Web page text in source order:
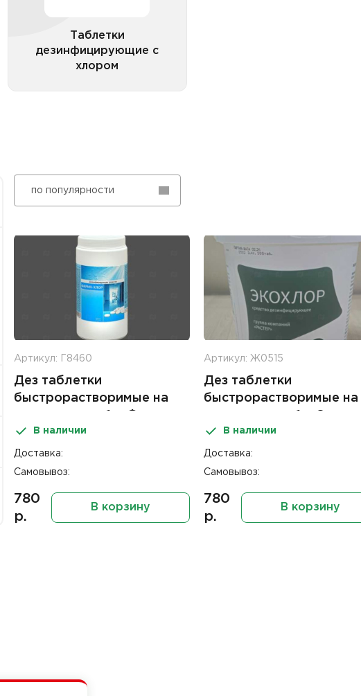
Таблетки
дезинфицирующие с
хлоромВсе категории
по популярности
Артикул: Г8460
Дез таблетки
быстрорастворимые на
ХлорВ наличии
Доставка:
Самовывоз:
780
р.
В корзину
Артикул: Ж0515
Дез таблетки
быстрорастворимые на
В наличии
Доставка:
Самовывоз:
780
р.
В корзину